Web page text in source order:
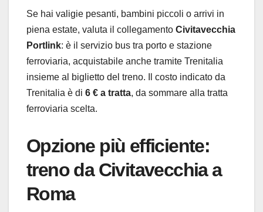
Se hai valigie pesanti, bambini piccoli o arrivi in
piena estate, valuta il collegamento Civitavecchia
Portlink: è il servizio bus tra porto e stazione
ferroviaria, acquistabile anche tramite Trenitalia
insieme al biglietto del treno. Il costo indicato da
Trenitalia è di 6 € a tratta, da sommare alla tratta
ferroviaria scelta.
Opzione più efficiente:
treno da Civitavecchia a
Roma